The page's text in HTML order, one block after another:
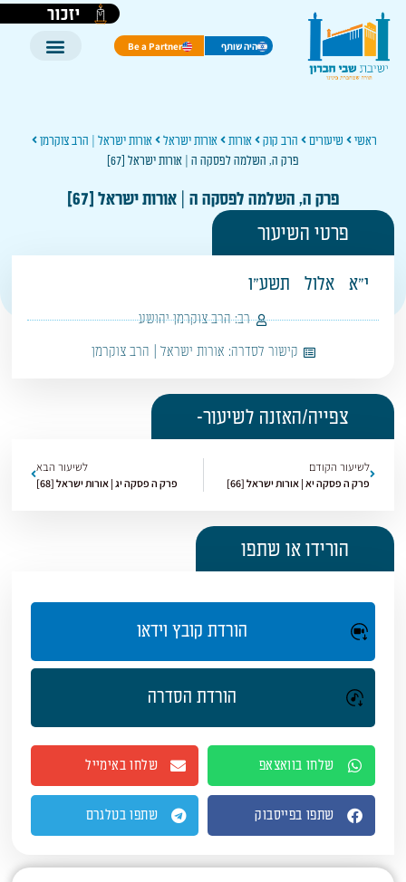
יזכור
היה שותף Be a Partner
ראשי שיעורים הרב קוק אורות אורות ישראל
אורות ישראל | הרב צוקרמן
פרק ה, השלמה לפסקה ה | אורות ישראל [67]
פרק ה, השלמה לפסקה ה | אורות ישראל [67]
פרטי השיעור
י"א אלול תשע"ו
רב: הרב צוקרמן יהושע
קישור לסדרה: אורות ישראל | הרב צוקרמן
צפייה/האזנה לשיעור-
לשיעור הקודם
פרק ה פסקה יא | אורות ישראל [66]
לשיעור הבא
פרק ה פסקה יג | אורות ישראל [68]
הורידו או שתפו
הורדת קובץ וידאו
הורדת הסדרה
שלחו בוואצאפ שלחו באימייל
שתפו בפייסבוק שתפו בטלגרם